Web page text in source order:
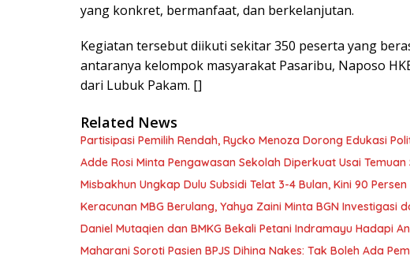
yang konkret, bermanfaat, dan berkelanjutan.
Kegiatan tersebut diikuti sekitar 350 peserta yang
antaranya kelompok masyarakat Pasaribu, Naposo
dari Lubuk Pakam. []
Related News
Partisipasi Pemilih Rendah, Rycko Menoza Dorong Edukasi
Adde Rosi Minta Pengawasan Sekolah Diperkuat Usai
Misbakhun Ungkap Dulu Subsidi Telat 3-4 Bulan, Kini 90
Keracunan MBG Berulang, Yahya Zaini Minta BGN Investigasi
Daniel Mutaqien dan BMKG Bekali Petani Indramayu Hadapi
Maharani Soroti Pasien BPJS Dihina Nakes: Tak Boleh Ada